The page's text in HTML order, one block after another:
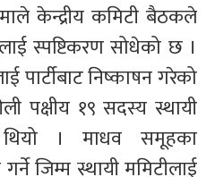
केन्द्रीय कमिटी बैठकले
स्पष्टिकरण सोधेको छ ।
पार्टीबाट निष्काषन गरेको
पक्षीय १९ सदस्य स्थायी
। माधव समूहका
जिम्म स्थायी ममिटीलाई